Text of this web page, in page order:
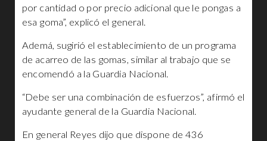
por cantidad o por precio adicional que le pongas a
esa goma”, explicó el general.
Ademá, sugirió el establecimiento de un programa
de acarreo de las gomas, similar al trabajo que se
encomendó a la Guardia Nacional.
“Debe ser una combinación de esfuerzos”, afirmó el
ayudante general de la Guardia Nacional.
En general Reyes dijo que dispone de 436